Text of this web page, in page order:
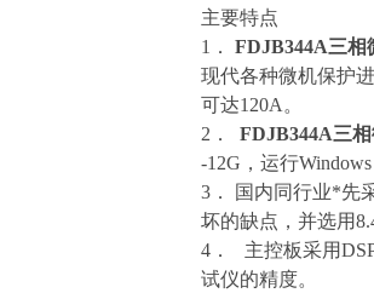
主要特点
1． FDJB344A三相
现代各种微机保护
可达120A。
2． FDJB344A三
-12G，运行
3． 国内同行业*先
坏的缺点，并选用
4． 主控板采用
试仪的精度。